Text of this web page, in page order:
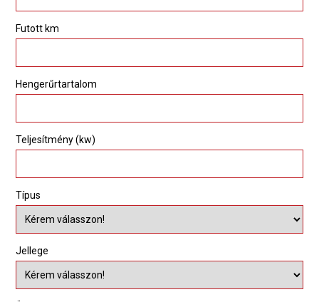
Futott km
Hengerűrtartalom
Teljesítmény (kw)
Típus
Jellege